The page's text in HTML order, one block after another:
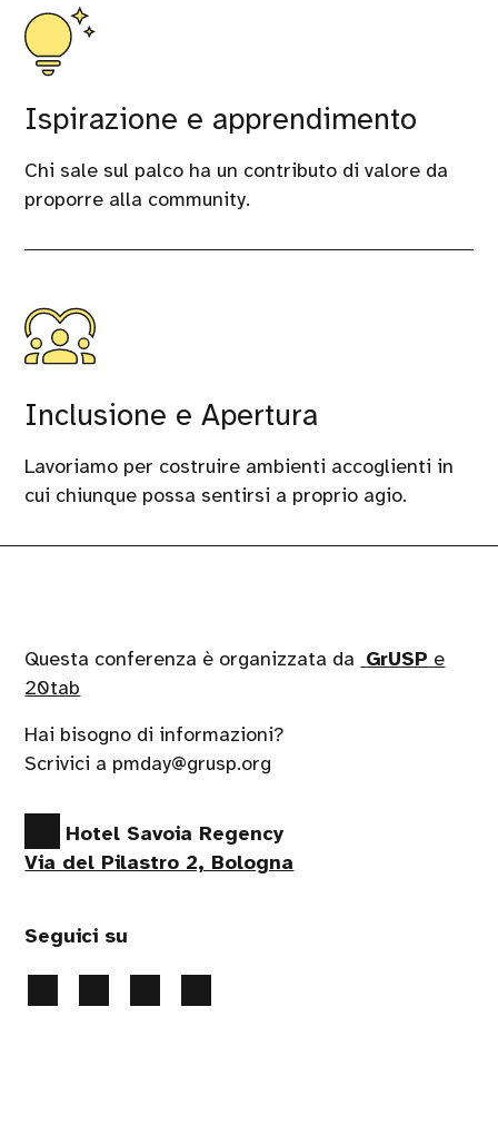
Ispirazione e apprendimento
Chi sale sul palco ha un contributo di valore da
proporre alla community.
Inclusione e Apertura
Lavoriamo per costruire ambienti accoglienti in
cui chiunque possa sentirsi a proprio agio.
Questa conferenza è organizzata da GrUSP e
20tab
Hai bisogno di informazioni?
Scrivici a pmday@grusp.org
Hotel Savoia Regency
Via del Pilastro 2, Bologna
Seguici su